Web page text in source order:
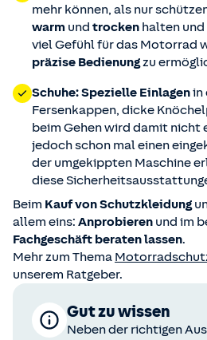
mehr können, als nur
warm und trocken halten
viel Gefühl für das Motorrad
präzise Bedienungzu
Schuhe:Spezielle Einlagenin
Fersenkappen, dicke
beim Gehen wird damit nicht
jedoch schon mal einen
der umgekippten Maschine
diese
Beim Kauf von Schutzkleidung
allem eins: Anprobieren und im
Fachgeschäft beraten lassen.
Mehr zum Thema
unserem Ratgeber.
Gut zu wissen
Neben der richtigen